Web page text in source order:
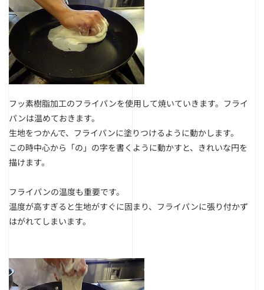
フッ素樹脂加工のフライパンを使用して焼いていきます。フライ
パンは温めておきます。
生地をつかんで、フライパンに塗りつけるように動かします。
この時中心から「の」の字を書くように動かすと、きれいな円を
描けます。
フライパンの温度も重要です。
温度が高すぎると生地がすぐに固まり、フライパンに張り付かず
はがれてしまいます。